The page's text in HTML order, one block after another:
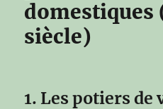
domestiques
siècle)
1. Les potiers de